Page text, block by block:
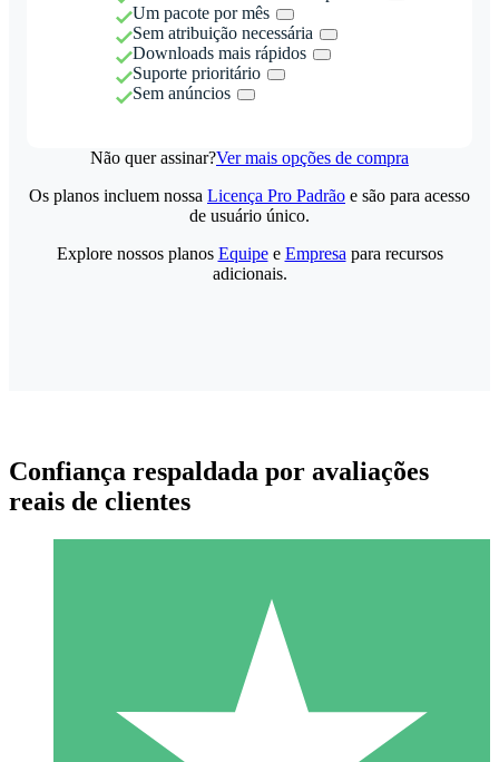
Um pacote por mês
Sem atribuição necessária
Downloads mais rápidos
Suporte prioritário
Sem anúncios
Não quer assinar?Ver mais opções de compra
Pacotes de Créditos Individuais
Pague conforme o uso com créditos de download. Sem
Os planos incluem nossa Licença Pro Padrão e são para acesso
de usuário único.
Explore nossos planos Equipee Empresa para recursos
adicionais.
Confiança respaldada por avaliações
reais de clientes